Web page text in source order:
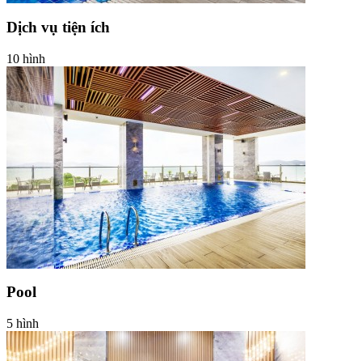
Dịch vụ tiện ích
10 hình
Pool
5 hình